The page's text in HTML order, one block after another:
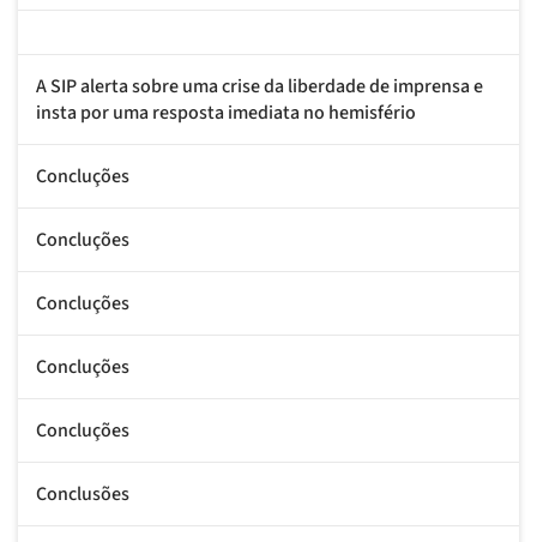
A SIP alerta sobre uma crise da liberdade de imprensa e
insta por uma resposta imediata no hemisfério
Concluções
Concluções
Concluções
Concluções
Concluções
Conclusões